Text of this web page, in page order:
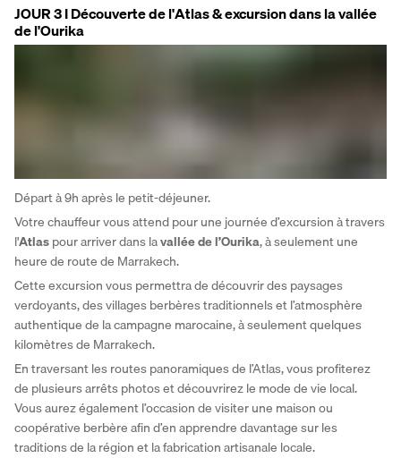
JOUR 3 I Découverte de l'Atlas & excursion dans la vallée
de l'Ourika
Départ à 9h après le petit-déjeuner.
Votre chauffeur vous attend pour une journée d’excursion à travers
l'Atlas pour arriver dans la vallée de l’Ourika, à seulement une
heure de route de Marrakech.
Cette excursion vous permettra de découvrir des paysages
verdoyants, des villages berbères traditionnels et l’atmosphère
authentique de la campagne marocaine, à seulement quelques
kilomètres de Marrakech.
En traversant les routes panoramiques de l’Atlas, vous profiterez
de plusieurs arrêts photos et découvrirez le mode de vie local.
Vous aurez également l’occasion de visiter une maison ou
coopérative berbère afin d’en apprendre davantage sur les
traditions de la région et la fabrication artisanale locale.